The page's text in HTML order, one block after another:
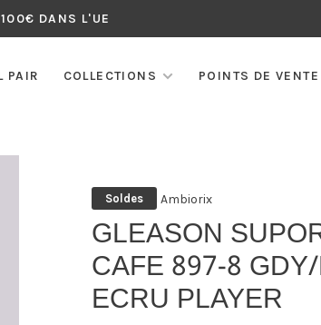
DANS L'UE
PAIR COLLECTIONS POINTS DE VENTE
Soldes Ambiorix
GLEASON
CAFE 897-8
ECRU PLAYER